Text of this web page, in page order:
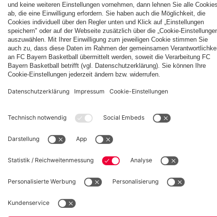
Aston
Villa
05
Bayern
die vier
Tage auf
Jeju
Länge
Partner
fcbayern.com Basketball Allianz Arena Media Center
© FC Bayern München AG
Impressum
Datenschutz
Kinder- und Jugendschutz
Verträge hier kündigen